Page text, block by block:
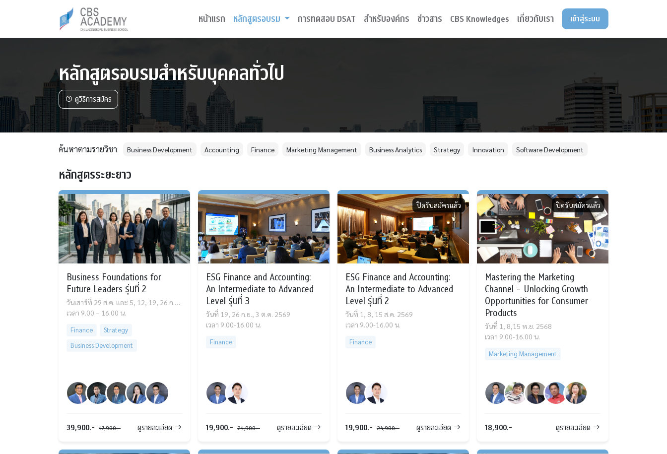
หน้าแรก หลักสูตรอบรม การทดสอบ DSAT สำหรับองค์กร ข่าวสาร CBS Knowledges เกี่ยวกับเรา เข้าสู่ระบบ
หลักสูตรอบรมสำหรับบุคคลทั่วไป
ดูวิธีการสมัคร
ค้นหาตามรายวิชา Business Development Accounting Finance Marketing Management Business Analytics Strategy Innovation Software Development
หลักสูตรระยะยาว
Business Foundations for
Future Leaders รุ่นที่ 2
วันเสาร์ที่ 29 ส.ค. และ 5, 12, 19, 26 ก.ย. และ 3, 10, 17 ต.ค. 69
เวลา 9.00 – 16.00 น.
Finance
Strategy
Business Development
39,900.- 47,900.- ดูรายละเอียด
ESG Finance and Accounting:
An Intermediate to Advanced
Level รุ่นที่ 3
วันที่ 19, 26 ก.ย., 3 ต.ค. 2569
เวลา 9.00-16.00 น.
Finance
19,900.- 24,900.- ดูรายละเอียด
ปิดรับสมัครแล้ว
ESG Finance and Accounting:
An Intermediate to Advanced
Level รุ่นที่ 2
วันที่ 1, 8, 15 ส.ค. 2569
เวลา 9.00-16.00 น.
Finance
19,900.- 24,900.- ดูรายละเอียด
ปิดรับสมัครแล้ว
Mastering the Marketing
Channel - Unlocking Growth
Opportunities for Consumer
Products
วันที่ 1, 8,15 พ.ย. 2568
เวลา 9.00-16.00 น.
Marketing Management
18,900.- ดูรายละเอียด